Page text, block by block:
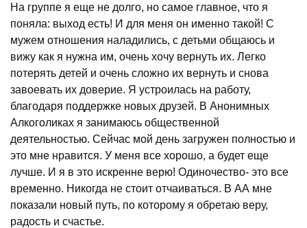
На группе я еще не долго, но самое главное, что я
поняла: выход есть! И для меня он именно такой! С
мужем отношения наладились, с детьми общаюсь и
вижу как я нужна им, очень хочу вернуть их. Легко
потерять детей и очень сложно их вернуть и снова
завоевать их доверие. Я устроилась на работу,
благодаря поддержке новых друзей. В Анонимных
Алкоголиках я занимаюсь общественной
деятельностью. Сейчас мой день загружен полностью и
это мне нравится. У меня все хорошо, а будет еще
лучше. И я в это искренне верю! Одиночество- это все
временно. Никогда не стоит отчаиваться. В АА мне
показали новый путь, по которому я обретаю веру,
радость и счастье.